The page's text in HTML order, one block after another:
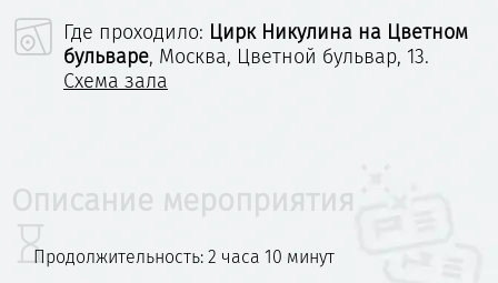
Где проходило: Цирк Никулина на Цветном
бульваре, Москва, Цветной бульвар, 13.
Схема зала
Описание мероприятия
Продолжительность: 2 часа 10 минут